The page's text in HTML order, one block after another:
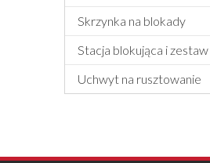
Skrzynka na blokady
Uchwyt na rusztowanie